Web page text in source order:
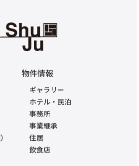
物件情報
ギャラリー
ホテル・民泊
事務所
事業継承
住居
飲食店